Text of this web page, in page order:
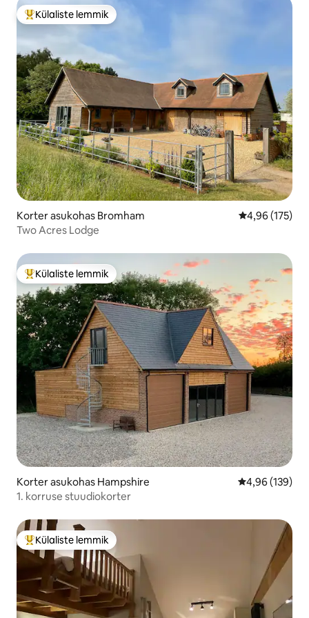
Külaliste suur lemmik
Külaliste lemmik
Korter asukohas Bromham Keskmine
4,96 (175)
Two Acres Lodge
Külaliste suur lemmik
Külaliste lemmik
Korter asukohas Hampshire Keskmine
4,96 (139)
1. korruse stuudiokorter
Külaliste suur lemmik
Külaliste lemmik